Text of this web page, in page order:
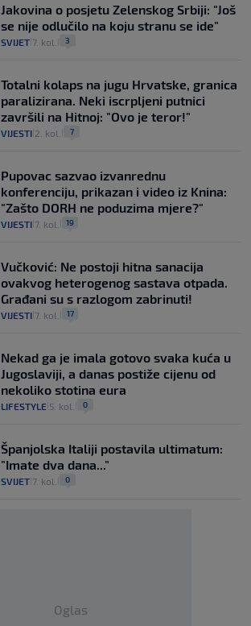
Jakovina o posjetu Zelenskog Srbiji: "Još
se nije odlučilo na koju stranu se ide"
SVIJET 7. kol. 3
Totalni kolaps na jugu Hrvatske, granica
paralizirana. Neki iscrpljeni putnici
završili na Hitnoj: "Ovo je teror!"
VIJESTI 2. kol. 7
Pupovac sazvao izvanrednu
konferenciju, prikazan i video iz Knina:
"Zašto DORH ne poduzima mjere?"
VIJESTI 7. kol. 19
Vučković: Ne postoji hitna sanacija
ovakvog heterogenog sastava otpada.
Građani su s razlogom zabrinuti!
VIJESTI 7. kol. 17
Nekad ga je imala gotovo svaka kuća u
Jugoslaviji, a danas postiže cijenu od
nekoliko stotina eura
LIFESTYLE 5. kol. 0
Španjolska Italiji postavila ultimatum:
"Imate dva dana..."
SVIJET 7. kol. 0
Oglas